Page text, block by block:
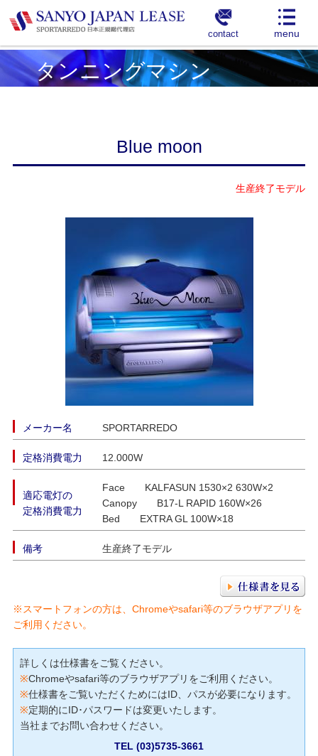
contact
タンニングマシン
Blue moon
生産終了モデル
メーカー名 SPORTARREDO
定格消費電力 12.000W
適応電灯の
定格消費電力
Face KALFASUN 1530×2 630W×2
Canopy B17-L RAPID 160W×26
Bed EXTRA GL 100W×18
備考 生産終了モデル
※スマートフォンの方は、Chromeやsafari等のブラウザアプリを
ご利用ください。
詳しくは仕様書をご覧ください。
※Chromeやsafari等のブラウザアプリをご利用ください。
※仕様書をご覧いただくためにはID、パスが必要になります。
※定期的にID･パスワードは変更いたします。
当社までお問い合わせください。
TEL (03)5735-3661